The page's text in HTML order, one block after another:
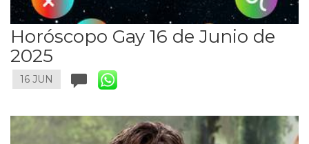
Horóscopo Gay 16 de Junio de
2025
16 JUN